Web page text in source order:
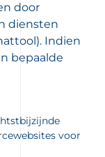
door
diensten
Indien
bepaalde
voor